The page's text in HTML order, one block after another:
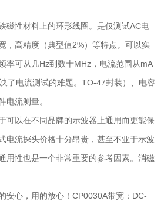
磁性材料上的环形线圈。是仅测试AC电
，高精度（典型值2%）等特点。可以实
率可从几Hz到数十MHz，电流范围从mA
了电流测试的难题。TO-47封装）、电容
电流测量。
可以在不同品牌的示波器上通用而更能保
电流探头价格十分昂贵，甚至不亚于示波
用性也是一个非常重要的参考因素。消磁
安心，用的放心！CP0030A带宽：DC-